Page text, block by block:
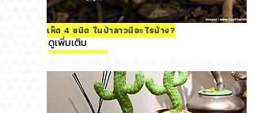
เห็ด 4 ชนิด ในป่าลาวมีอะไรบ้าง?
ดูเพิ่มเติม